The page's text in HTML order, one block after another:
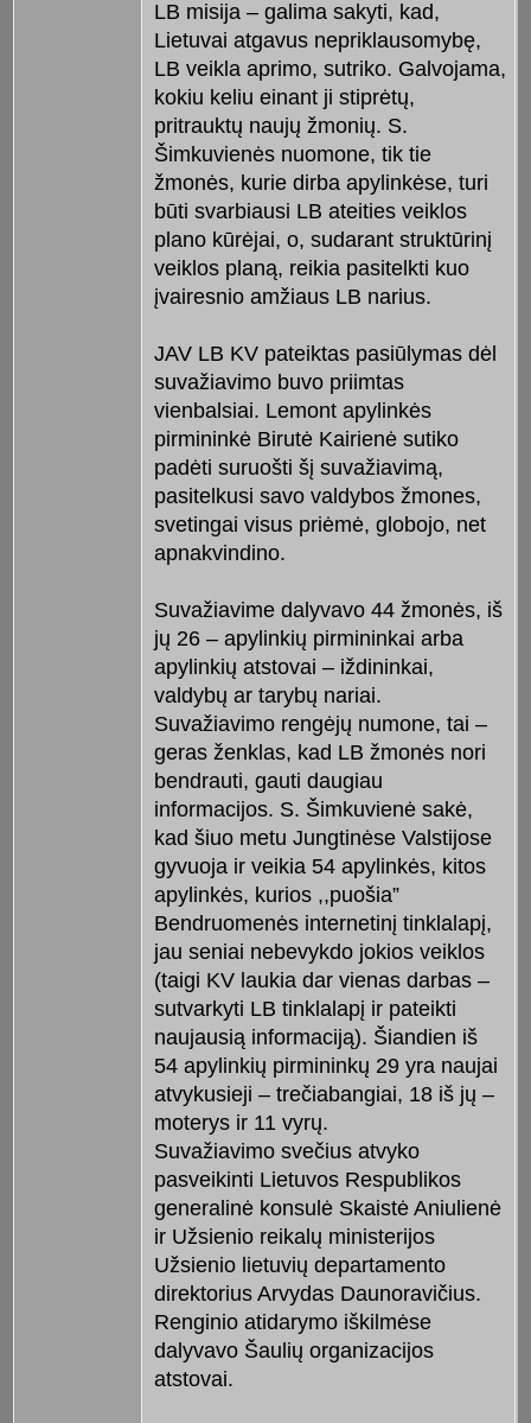
LB misija – galima sakyti, kad,
Lietuvai atgavus nepriklausomybę,
LB veikla aprimo, sutriko. Galvojama,
kokiu keliu einant ji stiprėtų,
pritrauktų naujų žmonių. S.
Šimkuvienės nuomone, tik tie
žmonės, kurie dirba apylinkėse, turi
būti svarbiausi LB ateities veiklos
plano kūrėjai, o, sudarant struktūrinį
veiklos planą, reikia pasitelkti kuo
įvairesnio amžiaus LB narius.
JAV LB KV pateiktas pasiūlymas dėl
suvažiavimo buvo priimtas
vienbalsiai. Lemont apylinkės
pirmininkė Birutė Kairienė sutiko
padėti suruošti šį suvažiavimą,
pasitelkusi savo valdybos žmones,
svetingai visus priėmė, globojo, net
apnakvindino.
Suvažiavime dalyvavo 44 žmonės, iš
jų 26 – apylinkių pirmininkai arba
apylinkių atstovai – iždininkai,
valdybų ar tarybų nariai.
Suvažiavimo rengėjų numone, tai –
geras ženklas, kad LB žmonės nori
bendrauti, gauti daugiau
informacijos. S. Šimkuvienė sakė,
kad šiuo metu Jungtinėse Valstijose
gyvuoja ir veikia 54 apylinkės, kitos
apylinkės, kurios ,,puošia”
Bendruomenės internetinį tinklalapį,
jau seniai nebevykdo jokios veiklos
(taigi KV laukia dar vienas darbas –
sutvarkyti LB tinklalapį ir pateikti
naujausią informaciją). Šiandien iš
54 apylinkių pirmininkų 29 yra naujai
atvykusieji – trečiabangiai, 18 iš jų –
moterys ir 11 vyrų.
Suvažiavimo svečius atvyko
pasveikinti Lietuvos Respublikos
generalinė konsulė Skaistė Aniulienė
ir Užsienio reikalų ministerijos
Užsienio lietuvių departamento
direktorius Arvydas Daunoravičius.
Renginio atidarymo iškilmėse
dalyvavo Šaulių organizacijos
atstovai.